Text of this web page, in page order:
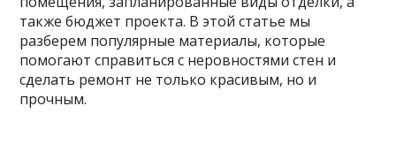
также бюджет проекта. В этой статье мы
разберем популярные материалы, которые
помогают справиться с неровностями стен и
сделать ремонт не только красивым, но и
прочным.